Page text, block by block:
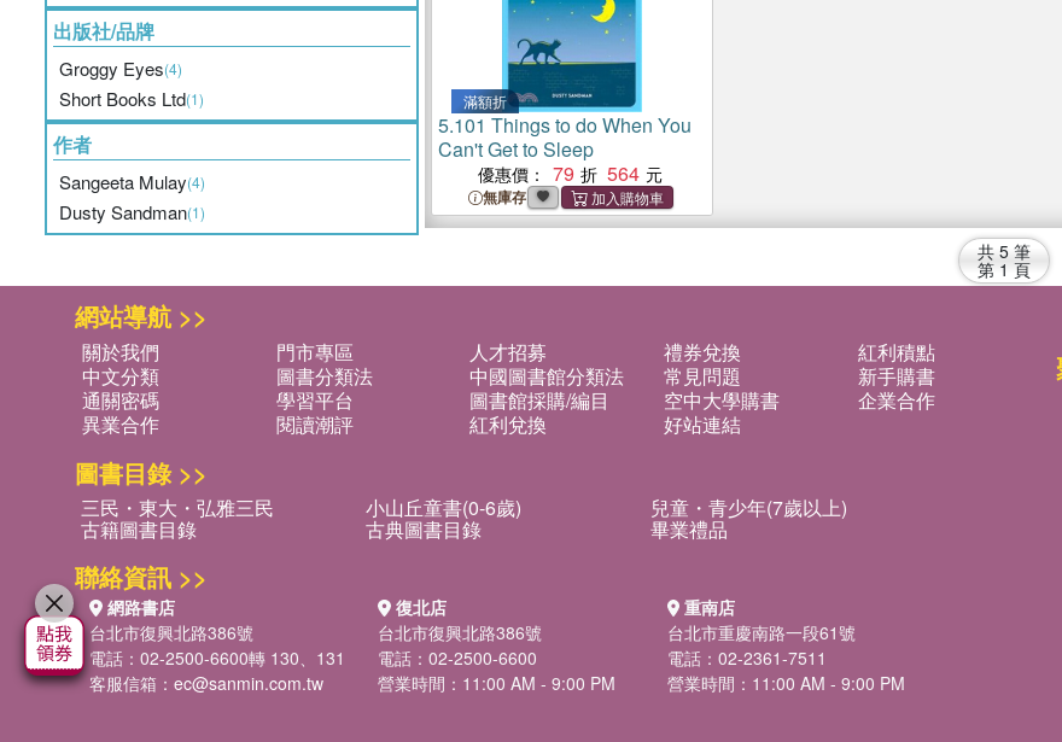
出版社/品牌
Groggy Eyes(4)
Short Books Ltd(1)
作者
Sangeeta Mulay(4)
Dusty Sandman(1)
滿額折
5.101 Things to do When You
Can't Get to Sleep
優惠價： 79 564
無庫存
共 5 筆
第 1 頁
網站導航 >>
關於我們 門市專區 人才招募 禮券兌換
紅利積點
中文分類
圖書分類法 中國圖書館分類法 常見問題
新手購書
通關密碼
學習平台 圖書館採購/編目 空中大學購書
企業合作
異業合作
閱讀潮評 紅利兌換 好站連結
圖書目錄 >>
三民・東大・弘雅三民 小山丘童書(0-6歲) 兒童・青少年(7歲以上)
古籍圖書目錄 古典圖書目錄 畢業禮品
聯絡資訊 >>
網路書店
台北市復興北路386號
電話：02-2500-6600轉 130、131
客服信箱： ec@sanmin.com.tw
復北店
台北市復興北路386號
電話：02-2500-6600
營業時間：11:00 AM - 9:00 PM
重南店
台北市重慶南路一段61號
電話：02-2361-7511
營業時間：11:00 AM - 9:00 PM